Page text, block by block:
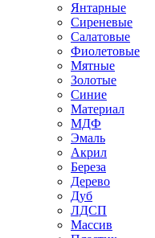
Янтарные
Сиреневые
Салатовые
Фиолетовые
Мятные
Золотые
Синие
Материал
МДФ
Эмаль
Акрил
Береза
Дерево
Дуб
ЛДСП
Массив